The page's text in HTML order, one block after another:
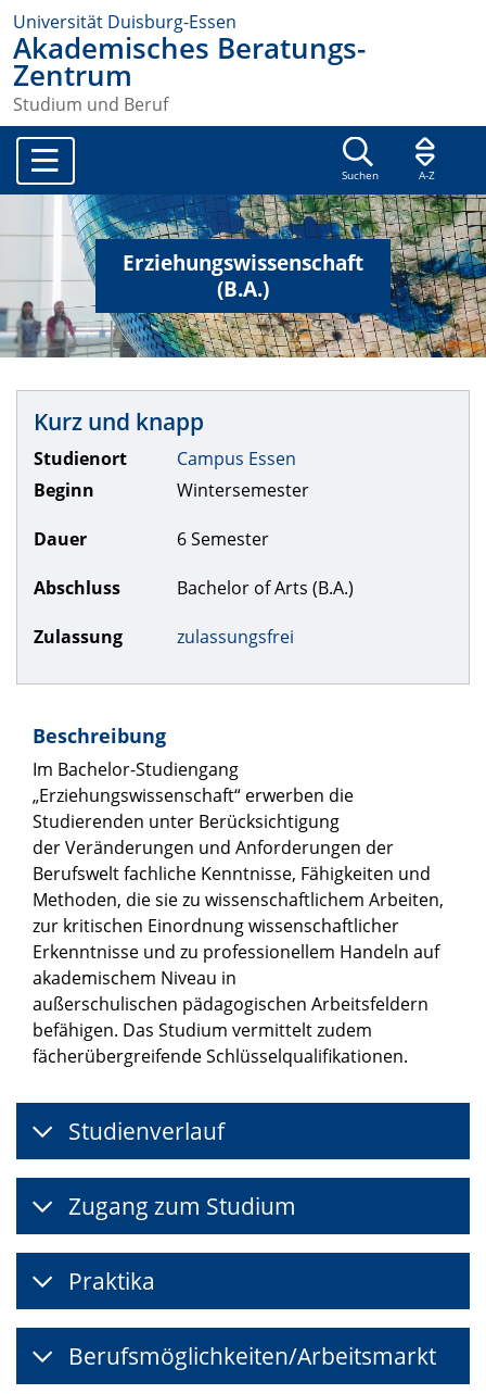
Universität Duisburg-Essen
Akademisches Beratungs-
Zentrum
Studium und Beruf
Suchen A-Z
Erziehungswissenschaft
(B.A.)
Kurz und knapp
Studienort
Campus Essen
Beginn
Wintersemester
Dauer 6 Semester
Abschluss Bachelor of Arts (B.A.)
Zulassung zulassungsfrei
Beschreibung
Im Bachelor-Studiengang
„Erziehungswissenschaft“ erwerben die
Studierenden unter Berücksichtigung
der Veränderungen und Anforderungen der
Berufswelt fachliche Kenntnisse, Fähigkeiten und
Methoden, die sie zu wissenschaftlichem Arbeiten,
zur kritischen Einordnung wissenschaftlicher
Erkenntnisse und zu professionellem Handeln auf
akademischem Niveau in
außerschulischen pädagogischen Arbeitsfeldern
befähigen. Das Studium vermittelt zudem
fächerübergreifende Schlüsselqualifikationen.
Studienverlauf
Zugang zum Studium
Praktika
Berufsmöglichkeiten/Arbeitsmarkt